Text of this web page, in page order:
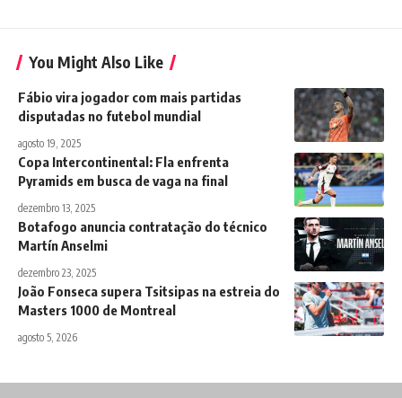
You Might Also Like
Fábio vira jogador com mais partidas
disputadas no futebol mundial
agosto 19, 2025
Copa Intercontinental: Fla enfrenta
Pyramids em busca de vaga na final
dezembro 13, 2025
Botafogo anuncia contratação do técnico
Martín Anselmi
dezembro 23, 2025
João Fonseca supera Tsitsipas na estreia do
Masters 1000 de Montreal
agosto 5, 2026